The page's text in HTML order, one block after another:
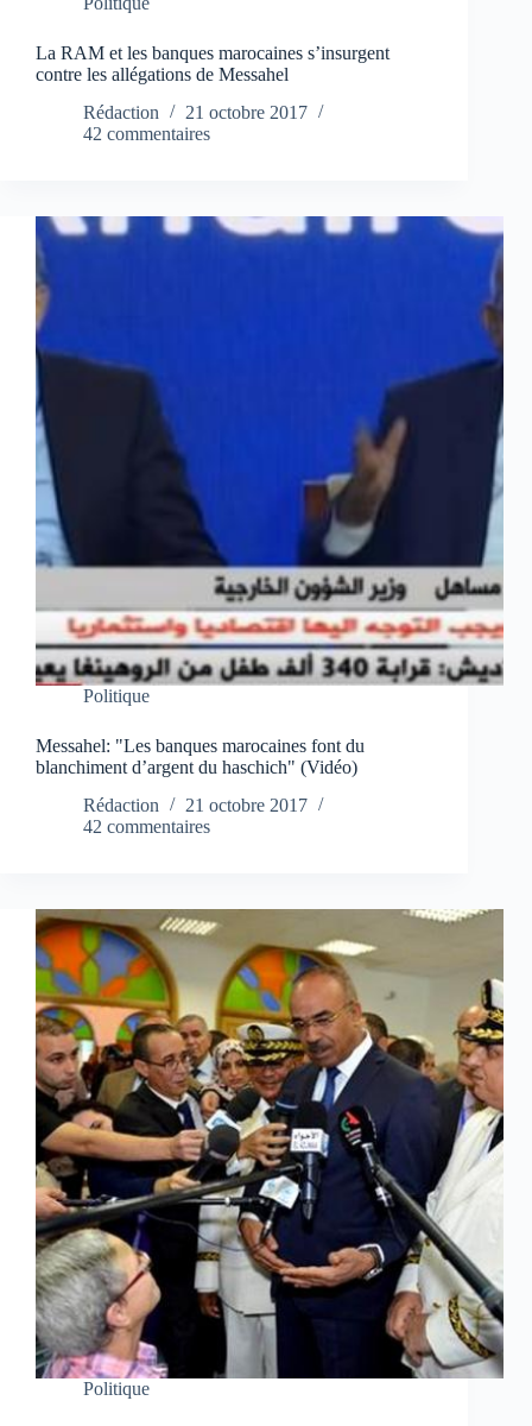
La RAM et les banques marocaines s’insurgent
contre les allégations de Messahel
Rédaction
21 octobre 2017
42 commentaires
Politique
Messahel: "Les banques marocaines font du
blanchiment d’argent du haschich" (Vidéo)
Rédaction
21 octobre 2017
42 commentaires
Politique